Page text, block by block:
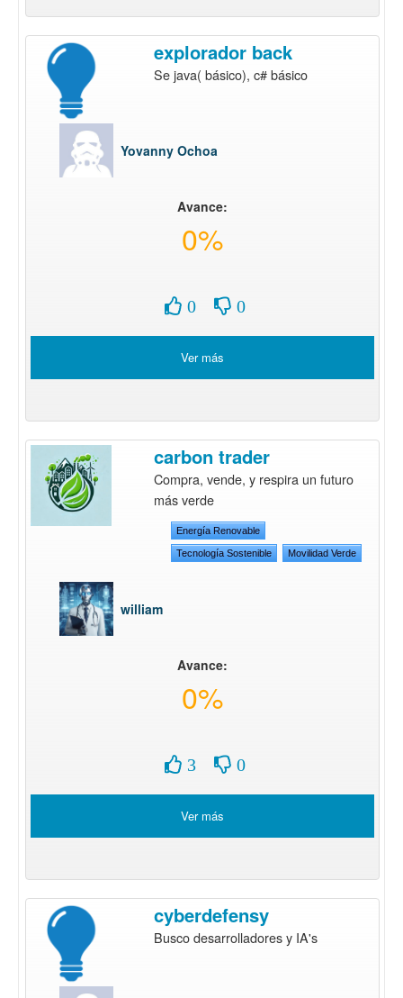
explorador back
Se java( básico), c# básico
Yovanny Ochoa
Avance:
0%
0 0
Ver más
carbon trader
Compra, vende, y respira un futuro
más verde
Energía Renovable
Tecnología Sostenible Movilidad Verde
william
Avance:
0%
3 0
Ver más
cyberdefensy
Busco desarrolladores y IA's